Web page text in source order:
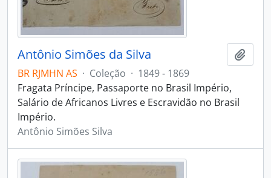
Antônio Simões da Silva
BR RJMHN AS · Coleção · 1849 - 1869
Fragata Príncipe, Passaporte no Brasil Império,
Salário de Africanos Livres e Escravidão no Brasil
Império.
Antônio Simões Silva